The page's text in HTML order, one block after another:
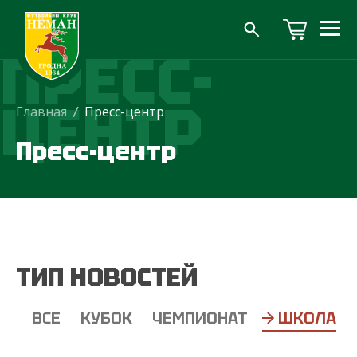
ПРЕСС-
ЦЕНТР
Главная / Пресс-центр
Пресс-центр
ТИП НОВОСТЕЙ
ВСЕ КУБОК ЧЕМПИОНАТ ШКОЛА